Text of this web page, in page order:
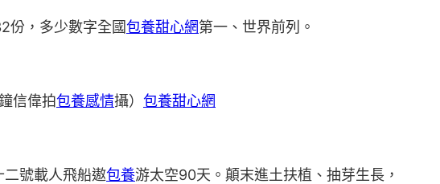
份，多少數字全國包養甜心網第一、世界前列。
信偉拍包養感情攝） 包養甜心網
二號載人飛船遨包養游太空90天。顛末進土扶植、抽芽生長，